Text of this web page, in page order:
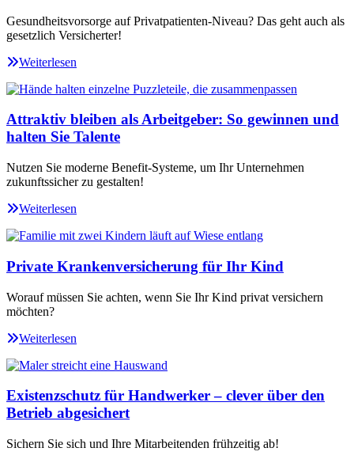
Gesundheitsvorsorge auf Privatpatienten-Niveau? Das geht auch als
gesetzlich Versicherter!
Weiterlesen
Attraktiv bleiben als Arbeitgeber: So gewinnen und
halten Sie Talente
Nutzen Sie moderne Benefit-Systeme, um Ihr Unternehmen
zukunftssicher zu gestalten!
Weiterlesen
Private Krankenversicherung für Ihr Kind
Worauf müssen Sie achten, wenn Sie Ihr Kind privat versichern
möchten?
Weiterlesen
Existenzschutz für Handwerker – clever über den
Betrieb abgesichert
Sichern Sie sich und Ihre Mitarbeitenden frühzeitig ab!